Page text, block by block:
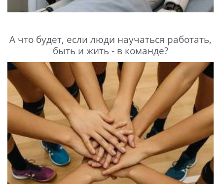
А что будет, если люди научаться работать,
быть и жить - в команде?